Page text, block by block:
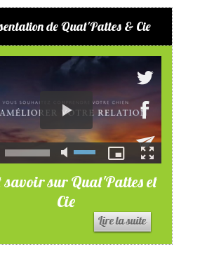
de Quat'Pattes & Cie
savoir sur Quat'Pattes et
Cie